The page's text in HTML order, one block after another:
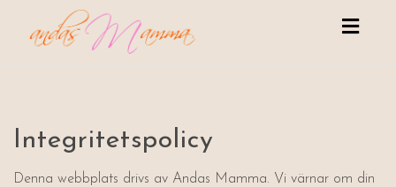
Toggle
Integritetspolicy
Denna webbplats drivs av Andas Mamma. Vi värnar om din